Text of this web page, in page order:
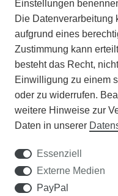
VERANSTALTUNGEN
WISSENSWERTES
DER WEG ZUM
Einstellungen
Die Datenverarbeitung
aufgrund eines
Zustimmung kann
besteht das Recht,
Einwilligung zu einem
oder zu widerrufen.
weitere Hinweise zur
Daten in unserer
Essenziell
Externe Medien
PayPal